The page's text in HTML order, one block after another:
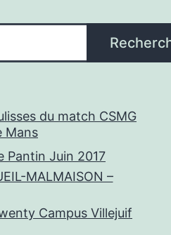
du match CSMG
Mans
Pantin Juin 2017
MALMAISON –
Campus Villejuif